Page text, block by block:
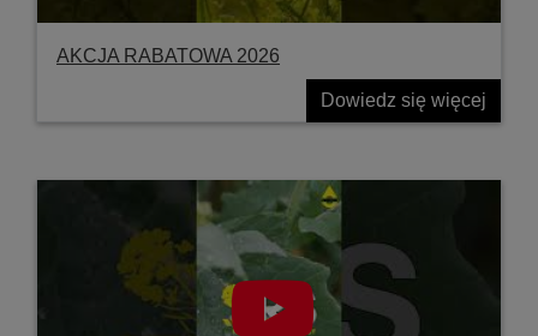
AKCJA RABATOWA 2026
Dowiedz się więcej